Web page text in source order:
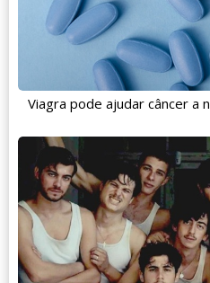
Viagra pode ajudar câncer a